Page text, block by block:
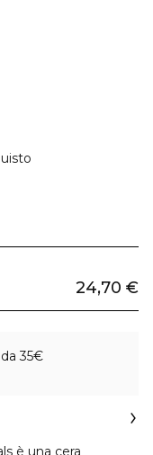
24,70 €
35€
è una cera